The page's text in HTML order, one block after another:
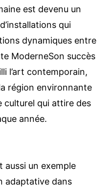
est devenu un
qui
dynamiques entre
ModerneSon succès
l’art contemporain,
région environnante
culturel qui attire des
année.
aussi un exemple
adaptative dans